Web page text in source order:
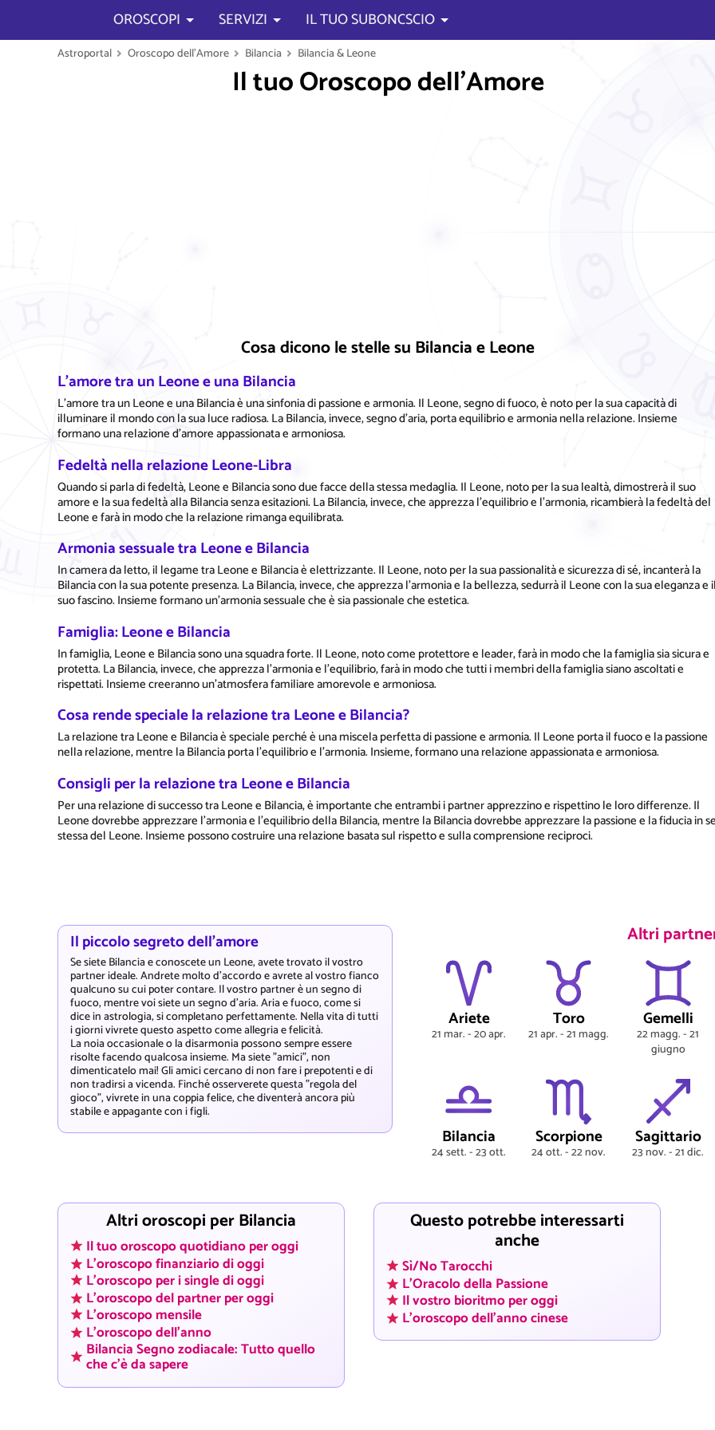
OROSCOPI SERVIZI IL TUO SUBONCSCIO
Astroportal Oroscopo dell'Amore Bilancia Bilancia & Leone
Il tuo Oroscopo dell'Amore
Cosa dicono le stelle su Bilancia e Leone
L'amore tra un Leone e una Bilancia
L'amore tra un Leone e una Bilancia è una sinfonia di passione e armonia. Il Leone, segno di fuoco, è noto per la sua capacità di
illuminare il mondo con la sua luce radiosa. La Bilancia, invece, segno d'aria, porta equilibrio e armonia nella relazione. Insieme
formano una relazione d'amore appassionata e armoniosa.
Fedeltà nella relazione Leone-Libra
Quando si parla di fedeltà, Leone e Bilancia sono due facce della stessa medaglia. Il Leone, noto per la sua lealtà, dimostrerà il suo
amore e la sua fedeltà alla Bilancia senza esitazioni. La Bilancia, invece, che apprezza l'equilibrio e l'armonia, ricambierà la fedeltà del
Leone e farà in modo che la relazione rimanga equilibrata.
Armonia sessuale tra Leone e Bilancia
In camera da letto, il legame tra Leone e Bilancia è elettrizzante. Il Leone, noto per la sua passionalità e sicurezza di sé, incanterà la
Bilancia con la sua potente presenza. La Bilancia, invece, che apprezza l'armonia e la bellezza, sedurrà il Leone con la sua eleganza e
suo fascino. Insieme formano un'armonia sessuale che è sia passionale che estetica.
Famiglia: Leone e Bilancia
In famiglia, Leone e Bilancia sono una squadra forte. Il Leone, noto come protettore e leader, farà in modo che la famiglia sia sicura e
protetta. La Bilancia, invece, che apprezza l'armonia e l'equilibrio, farà in modo che tutti i membri della famiglia siano ascoltati e
rispettati. Insieme creeranno un'atmosfera familiare amorevole e armoniosa.
Cosa rende speciale la relazione tra Leone e Bilancia?
La relazione tra Leone e Bilancia è speciale perché è una miscela perfetta di passione e armonia. Il Leone porta il fuoco e la passione
nella relazione, mentre la Bilancia porta l'equilibrio e l'armonia. Insieme, formano una relazione appassionata e armoniosa.
Consigli per la relazione tra Leone e Bilancia
Per una relazione di successo tra Leone e Bilancia, è importante che entrambi i partner apprezzino e rispettino le loro differenze. Il
Leone dovrebbe apprezzare l'armonia e l'equilibrio della Bilancia, mentre la Bilancia dovrebbe apprezzare la passione e la fiducia in
stessa del Leone. Insieme possono costruire una relazione basata sul rispetto e sulla comprensione reciproci.
Il piccolo segreto dell'amore
Se siete Bilancia e conoscete un Leone, avete trovato il vostro
partner ideale. Andrete molto d'accordo e avrete al vostro fianco
qualcuno su cui poter contare. Il vostro partner è un segno di
fuoco, mentre voi siete un segno d'aria. Aria e fuoco, come si
dice in astrologia, si completano perfettamente. Nella vita di tutti
i giorni vivrete questo aspetto come allegria e felicità.
La noia occasionale o la disarmonia possono sempre essere
risolte facendo qualcosa insieme. Ma siete "amici", non
dimenticatelo mai! Gli amici cercano di non fare i prepotenti e di
non tradirsi a vicenda. Finché osserverete questa "regola del
gioco", vivrete in una coppia felice, che diventerà ancora più
stabile e appagante con i figli.
Altri
Ariete
21 mar. - 20 apr.
Toro
21 apr. - 21 magg.
Gemelli
22 magg. - 21
giugno
Bilancia
24 sett. - 23 ott.
Scorpione
24 ott. - 22 nov.
Sagittario
23 nov. - 21 dic.
Altri oroscopi per Bilancia
Il tuo oroscopo quotidiano per oggi
L'oroscopo finanziario di oggi
L'oroscopo per i single di oggi
L'oroscopo del partner per oggi
L'oroscopo mensile
L'oroscopo dell'anno
Bilancia Segno zodiacale: Tutto quello
che c'è da sapere
Questo potrebbe interessarti
anche
Sì/No Tarocchi
L'Oracolo della Passione
Il vostro bioritmo per oggi
L'oroscopo dell'anno cinese